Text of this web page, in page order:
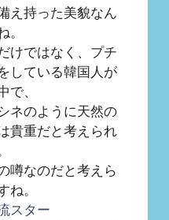
え持った美貌なん
。
けではなく、プチ
している韓国人が
で、
ネのように天然の
貴重だと考えられ
噂なのだと考えら
ね。
スター